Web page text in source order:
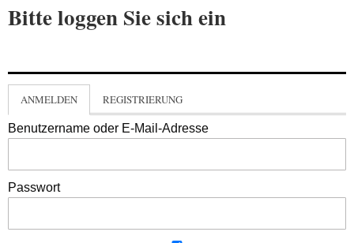
Bitte loggen Sie sich ein
ANMELDEN REGISTRIERUNG
Benutzername oder E-Mail-Adresse
Passwort